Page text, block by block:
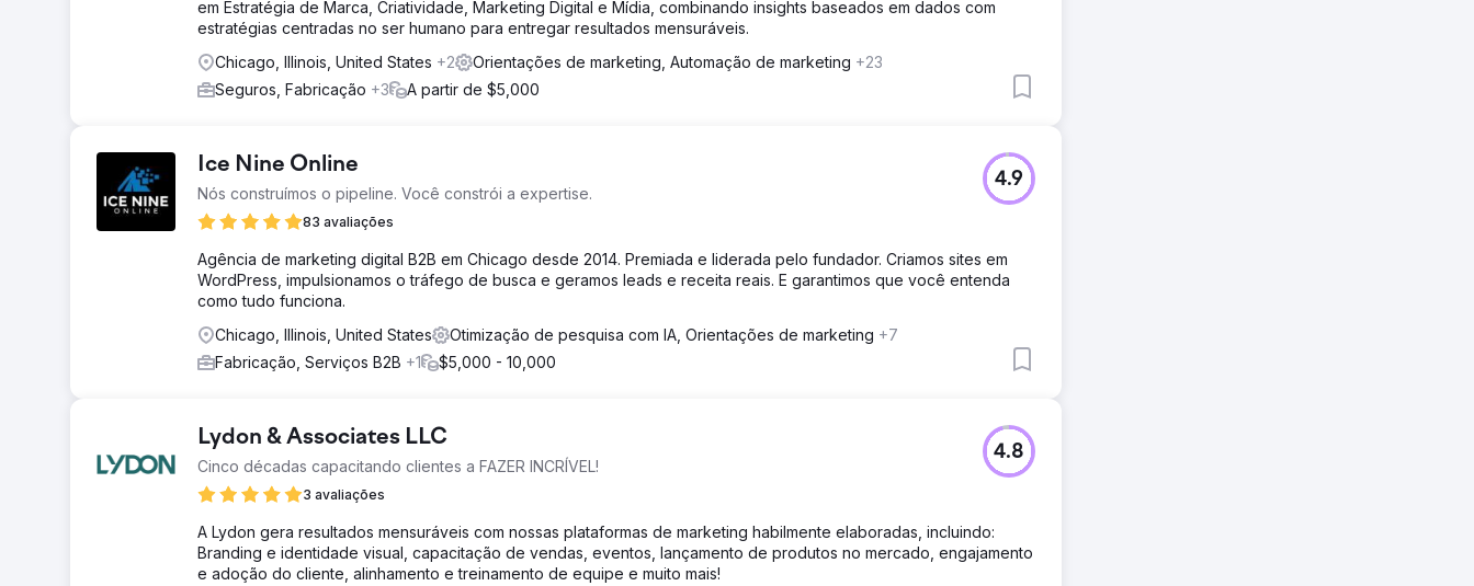
em Estratégia de Marca, Criatividade, Marketing Digital e Mídia, combinando insights baseados em dados com
estratégias centradas no ser humano para entregar resultados mensuráveis.
Chicago, Illinois, United States +2 Orientações de marketing, Automação de marketing +23
Seguros, Fabricação +3 A partir de $5,000
Ice Nine Online
Nós construímos o pipeline. Você constrói a expertise.
83 avaliações
4.9
Agência de marketing digital B2B em Chicago desde 2014. Premiada e liderada pelo fundador. Criamos sites em
WordPress, impulsionamos o tráfego de busca e geramos leads e receita reais. E garantimos que você entenda
como tudo funciona.
Chicago, Illinois, United States
Otimização de pesquisa com IA, Orientações de marketing +7
Fabricação, Serviços B2B +1 $5,000 - 10,000
Lydon & Associates LLC
Cinco décadas capacitando clientes a FAZER INCRÍVEL!
3 avaliações
4.8
A Lydon gera resultados mensuráveis com nossas plataformas de marketing habilmente elaboradas, incluindo:
Branding e identidade visual, capacitação de vendas, eventos, lançamento de produtos no mercado, engajamento
e adoção do cliente, alinhamento e treinamento de equipe e muito mais!